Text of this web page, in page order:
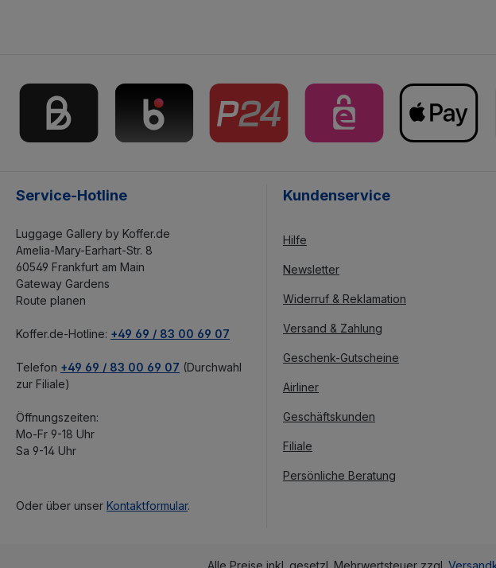
Service-Hotline
Luggage Gallery by Koffer.de
Amelia-Mary-Earhart-Str. 8
60549 Frankfurt am Main
Gateway Gardens
Route planen
Koffer.de-Hotline: +49 69 / 83 00 69 07
Telefon +49 69 / 83 00 69 07 (Durchwahl
zur Filiale)
Öffnungszeiten:
Mo-Fr 9-18 Uhr
Sa 9-14 Uhr
Oder über unser Kontaktformular.
Kundenservice
Hilfe
Newsletter
Widerruf & Reklamation
Versand & Zahlung
Geschenk-Gutscheine
Airliner
Geschäftskunden
Filiale
Persönliche Beratung
Alle Preise inkl. gesetzl. Mehrwertsteuer zzgl.